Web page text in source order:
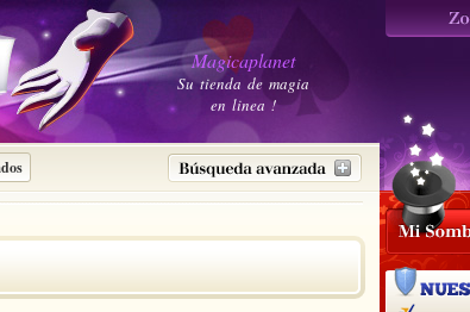
Magicaplanet
Su tienda de magia
en linea !